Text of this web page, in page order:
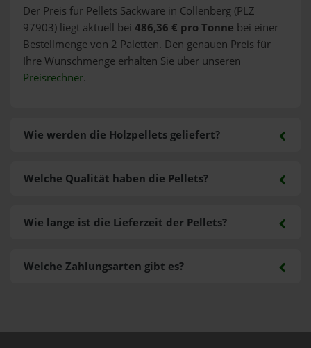
Der Preis für Pellets Sackware in Collenberg (PLZ
97903) liegt aktuell bei 486,36 € pro Tonne bei einer
Bestellmenge von 2 Paletten. Den genauen Preis für
Ihre Wunschmenge erhalten Sie über unseren
Preisrechner.
Wie werden die Holzpellets geliefert?
Welche Zahlungsarten gibt es?
Welche Qualität haben die Pellets?
Wie lange ist die Lieferzeit der Pellets?